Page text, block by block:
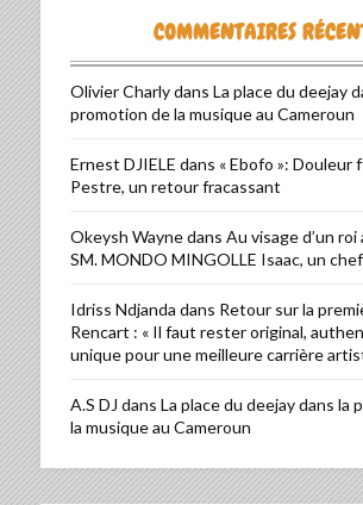
COMMENTAIRES
Olivier Charlydans La place du deejay
promotion de la musique au Cameroun
Ernest DJIELE dans « Ebofo »: Douleur
Pestre, un retour fracassant
Okeysh Waynedans Au visage d’un
SM. MONDO MINGOLLE Isaac, un
Idriss Ndjanda dans Retour sur la
Rencart : « Il faut rester original,
unique pour une meilleure carrière
A.S DJ dans La place du deejay dans la
la musique au Cameroun